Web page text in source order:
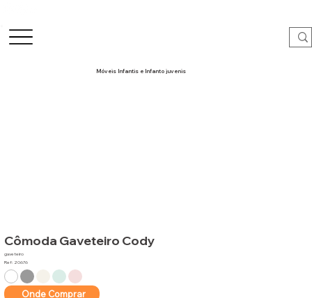
Móveis Infantis e Infanto juvenis
Cômoda Gaveteiro Cody
gaveteiro
Ref: 20676
Onde Comprar